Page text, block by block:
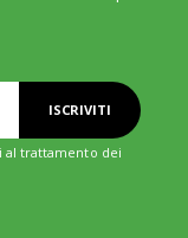
ISCRIVITI
al trattamento dei